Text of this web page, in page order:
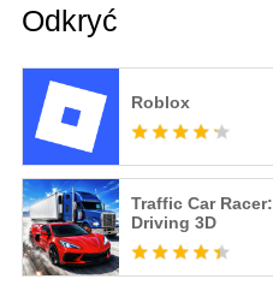
Odkryć
Roblox
Traffic Car Racer:
Driving 3D